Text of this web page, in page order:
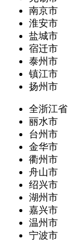
南京市
淮安市
盐城市
宿迁市
泰州市
镇江市
扬州市
全浙江省
丽水市
台州市
金华市
衢州市
舟山市
绍兴市
湖州市
嘉兴市
温州市
宁波市